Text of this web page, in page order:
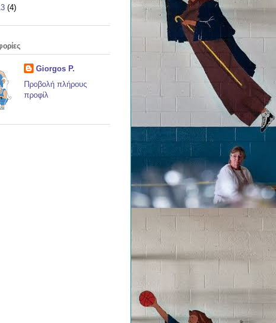
(4)
Giorgos P.
Προβολή πλήρους
προφίλ